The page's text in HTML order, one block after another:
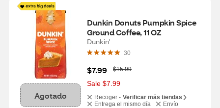
Agotado
Dunkin Donuts Pumpkin Spice
Ground Coffee, 11 OZ
Dunkin'
30
$7.99
W
a
s
$15.99
Sale $7.99
Recoger - Verificar más tiendas
Entrega el mismo día
Envío